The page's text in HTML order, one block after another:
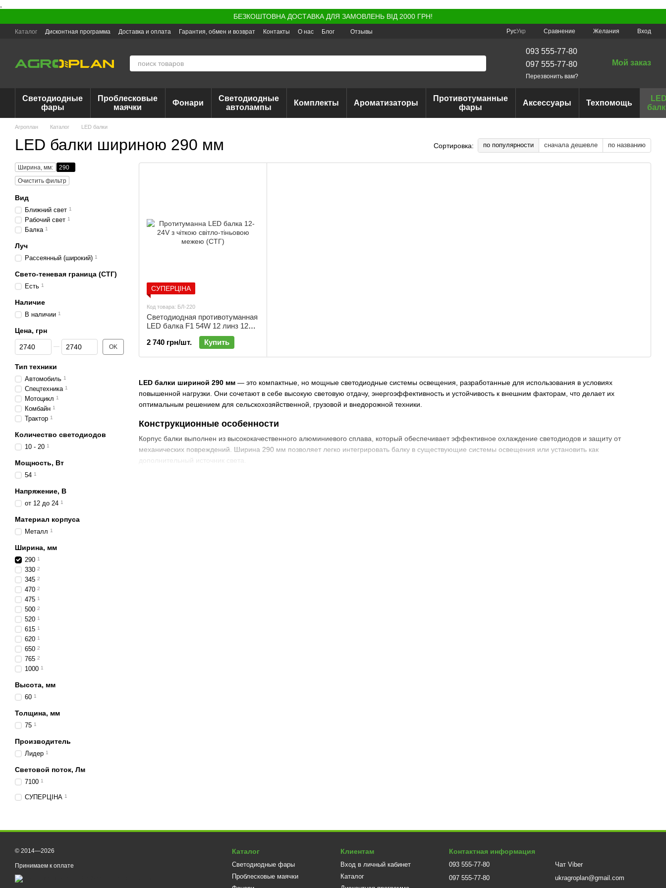
БЕЗКОШТОВНА ДОСТАВКА ДЛЯ ЗАМОВЛЕНЬ ВІД 2000 ГРН!
Каталог Дисконтная программа Доставка и оплата Гарантия, обмен и возврат Контакты О нас Блог Отзывы РусУкр Сравнение Желания Вход
093 555-77-80
097 555-77-80
Перезвонить вам?
Мой заказ
Светодиодные
фары
Проблесковые
маячки
Фонари
Светодиодные
автолампы
Комплекты Ароматизаторы
Противотуманные
фары
Аксессуары Техпомощь
Агроплан Каталог LED балки
LED балки шириною 290 мм Сортировка: по популярности сначала дешевле по названию
LED балки шириной 290 мм — это компактные, но мощные светодиодные системы освещения, разработанные для использования в условиях
повышенной нагрузки. Они сочетают в себе высокую световую отдачу, энергоэффективность и устойчивость к внешним факторам, что делает их
оптимальным решением для сельскохозяйственной, грузовой и внедорожной техники.
Конструкционные особенности
Корпус балки выполнен из высококачественного алюминиевого сплава, который обеспечивает эффективное охлаждение светодиодов и защиту от
механических повреждений. Ширина 290 мм позволяет легко интегрировать балку в существующие системы освещения или установить как
дополнительный источник света.
мощности и цены — продукцияAgroplanстанет надёжным выбором для вашего транспорта или оборудования.
СУПЕРЦІНА
Код товара: БЛ-220
Светодиодная противотуманная
LED балка F1 54W 12 линз 12–
24V ближний свет | БЛ-220
2 740 грн/шт.
Купить
Ширина, мм:
290
Очистить фильтр
Вид
Ближний свет 1
Рабочий свет 1
Балка 1
Луч
Рассеянный (широкий) 1
Свето-теневая граница (СТГ)
Есть 1
Наличие
В наличии 1
Цена, грн
От Цена, грн
До Цена, грн OK
Тип техники
Автомобиль 1
Спецтехника 1
Мотоцикл 1
Комбайн 1
Трактор 1
Количество светодиодов
10 - 20 1
Мощность, Вт
54 1
Напряжение, В
от 12 до 24 1
Материал корпуса
Металл 1
Ширина, мм
290 1
330 2
345 2
470 2
475 1
500 2
520 1
615 1
620 1
650 2
765 2
1000 1
Высота, мм
60 1
Толщина, мм
75 1
Производитель
Лидер 1
Световой поток, Лм
7100 1
СУПЕРЦІНА 1
© 2014—2026
Принимаем к оплате
Каталог
Светодиодные фары
Проблесковые маячки
Клиентам
Вход в личный кабинет
Каталог
Контактная информация
093 555-77-80
097 555-77-80
Чат Viber
ukragroplan@gmail.com